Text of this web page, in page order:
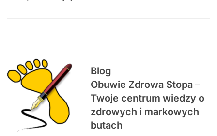
Blog
Obuwie Zdrowa Stopa –
Twoje centrum wiedzy o
zdrowych i markowych
butach